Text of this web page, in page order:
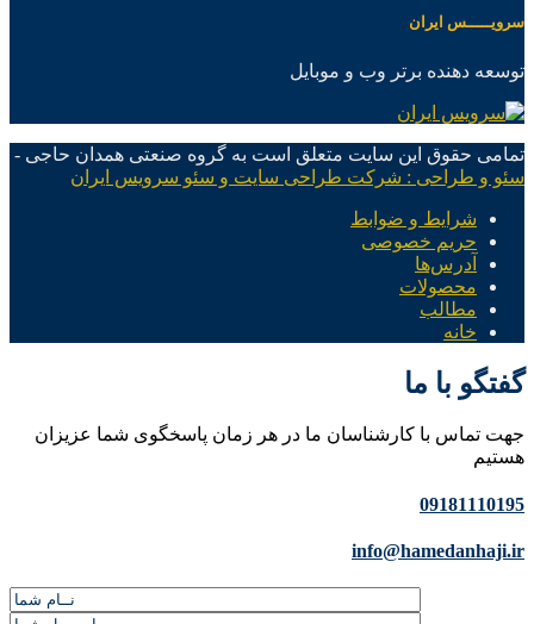
سرویـــــس ایران
توسعه دهنده برتر وب و موبایل
تمامی حقوق این سایت متعلق است به گروه صنعتی همدان حاجی -
سئو و طراحی : شرکت طراحی سایت و سئو سرویس ایران
شرایط و ضوابط
حریم خصوصی
آدرس‌ها
محصولات
مطالب
خانه
گفتگو با ما
جهت تماس با کارشناسان ما در هر زمان پاسخگوی شما عزیزان
هستیم
09181110195
info@hamedanhaji.ir